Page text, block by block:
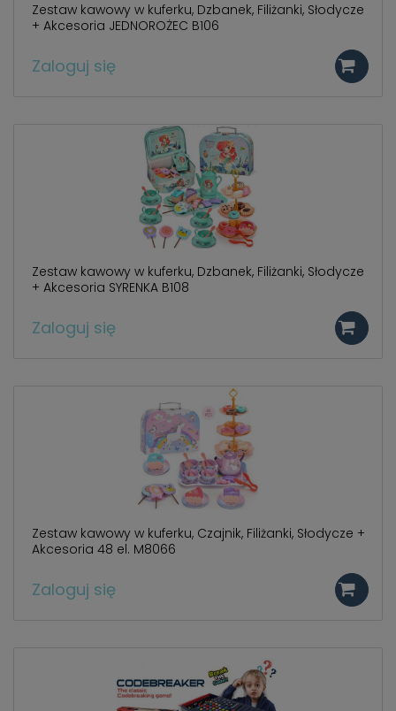
Zestaw kawowy w kuferku, Dzbanek, Filiżanki, Słodycze
+ Akcesoria JEDNOROŻEC B106
Zaloguj się
Zestaw kawowy w kuferku, Dzbanek, Filiżanki, Słodycze
+ Akcesoria SYRENKA B108
Zaloguj się
Zestaw kawowy w kuferku, Czajnik, Filiżanki, Słodycze +
Akcesoria 48 el. M8066
Zaloguj się